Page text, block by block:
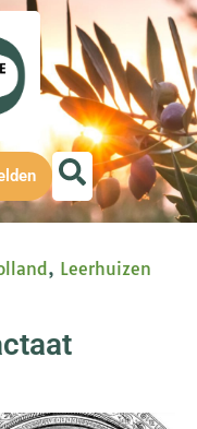
, Leerhuizen